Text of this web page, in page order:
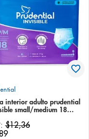
interior adulto prudential
small/medium 18
$12,36